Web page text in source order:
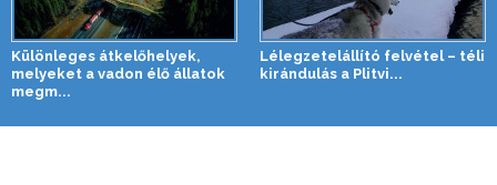
Különleges átkelőhelyek,
melyeket a vadon élő állatok
megm...
Lélegzetelállító felvétel – téli
kirándulás a Plitvi...